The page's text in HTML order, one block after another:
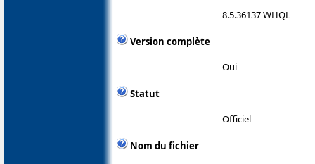
8.5.36137 WHQL
Version complète
Oui
Statut
Officiel
Nom du fichier